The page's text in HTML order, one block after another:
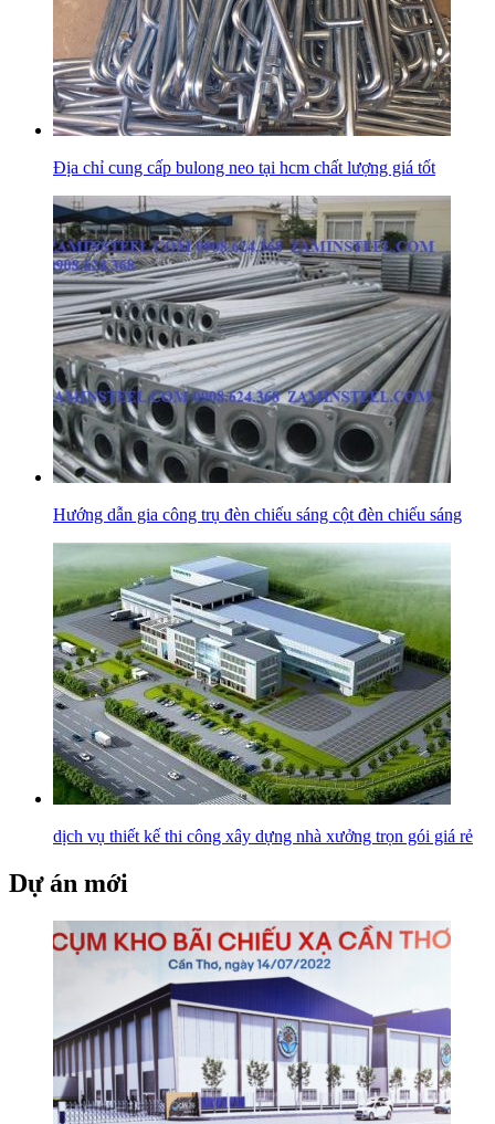
Địa chỉ cung cấp bulong neo tại hcm chất lượng giá tốt
Hướng dẫn gia công trụ đèn chiếu sáng cột đèn chiếu sáng
dịch vụ thiết kế thi công xây dựng nhà xưởng trọn gói giá rẻ
Dự án mới